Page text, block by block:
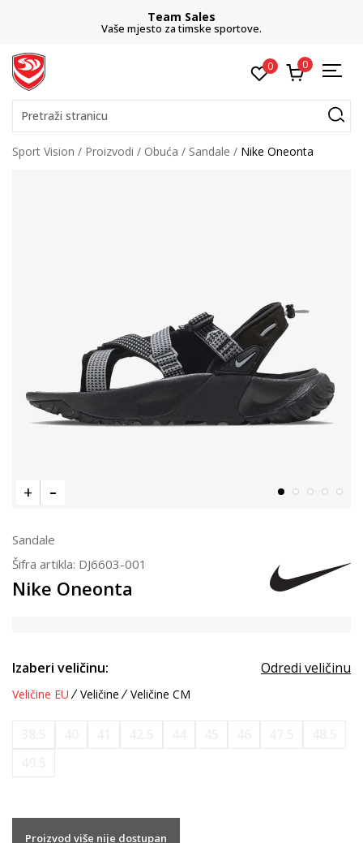
Team Sales
Vaše mjesto za timske sportove.
0 0
Pretraži stranicu
Sport Vision Proizvodi Obuća Sandale Nike Oneonta
Sandale
Šifra artikla: DJ6603-001
Nike Oneonta
Izaberi veličinu: Odredi veličinu
Veličine EU Veličine Veličine CM
Proizvod više nije dostupan